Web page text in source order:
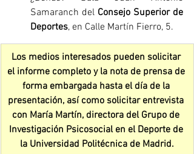
Samaranch del Consejo Superior de
Deportes, en Calle Martín Fierro, 5.
Los medios interesados pueden solicitar
el informe completo y la nota de prensa de
forma embargada hasta el día de la
presentación, así como solicitar entrevista
con María Martín, directora del Grupo de
Investigación Psicosocial en el Deporte de
la Universidad Politécnica de Madrid.